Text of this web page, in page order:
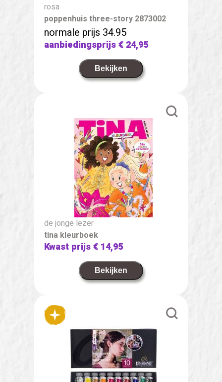
rosa
poppenhuis three-story 2873002
normale prijs 34.95
aanbiedingsprijs€ 24,95
Bekijken
de jonge lezer
tina kleurboek
Kwast prijs€ 14,95
Bekijken